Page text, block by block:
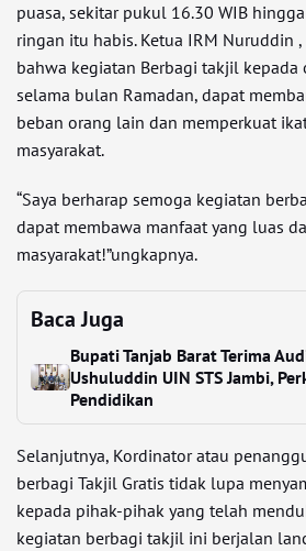
puasa, sekitar pukul 16.30 WIB
ringan itu habis. Ketua IRM Nuruddin
bahwa kegiatan Berbagi takjil kepada
selama bulan Ramadan, dapat
beban orang lain dan memperkuat
masyarakat.
“Saya berharap semoga kegiatan
dapat membawa manfaat yang luas
masyarakat!”ungkapnya.
Baca Juga
Bupati Tanjab Barat Terima
Ushuluddin UIN STS Jambi,
Pendidikan
Selanjutnya, Kordinator atau
berbagi Takjil Gratis tidak lupa
kepada pihak-pihak yang telah
kegiatan berbagi takjil ini berjalan